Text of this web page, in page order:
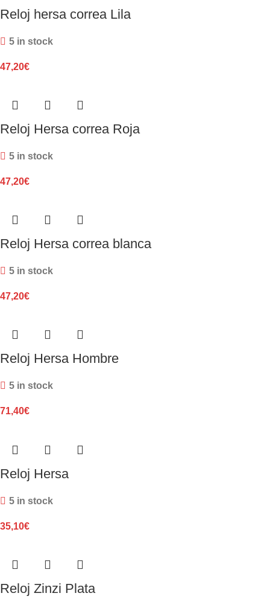
Reloj hersa correa Lila
5 in stock
47,20€
Reloj Hersa correa Roja
5 in stock
47,20€
Reloj Hersa correa blanca
5 in stock
47,20€
Reloj Hersa Hombre
5 in stock
71,40€
Reloj Hersa
5 in stock
35,10€
Reloj Zinzi Plata